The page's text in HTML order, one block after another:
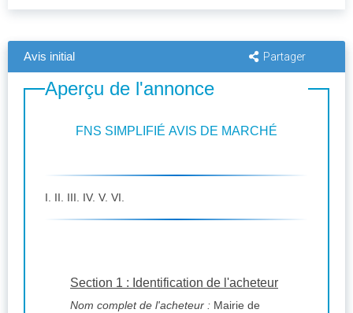
Avis initial Partager
Aperçu de l'annonce
FNS SIMPLIFIÉ AVIS DE MARCHÉ
I. II. III. IV. V. VI.
Section 1 : Identification de l'acheteur
Nom complet de l'acheteur : Mairie de